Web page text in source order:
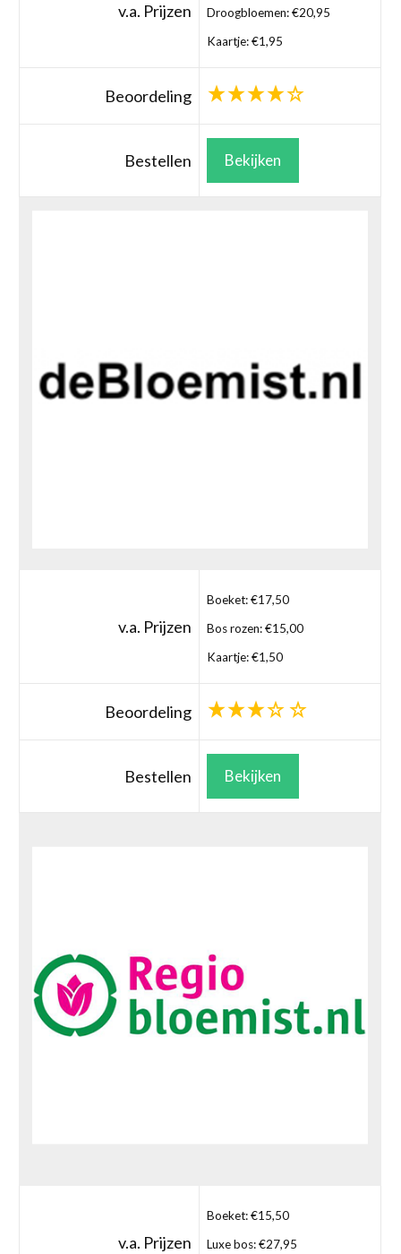
v.a. Prijzen
Droogbloemen: €20,95
Kaartje: €1,95
Beoordeling
Bestellen Bekijken
v.a. Prijzen
Boeket: €17,50
Bos rozen: €15,00
Kaartje: €1,50
Beoordeling
Bestellen Bekijken
v.a. Prijzen
Boeket: €15,50
Luxe bos: €27,95